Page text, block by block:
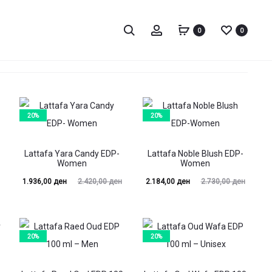
ПребарајAccount 0 0
20%
Lattafa Yara Candy EDP-
Women
2.420,00ден
Original
2.420,00 ден.
1.936,00 ден
is:
20%
Lattafa Noble Blush EDP-
Women
2.730,00ден
Original
2.730,00 ден.
2.184,00 ден
Current
is:
20% 20%